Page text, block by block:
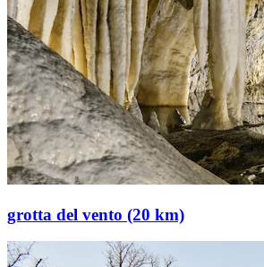
grotta del vento (20 km)